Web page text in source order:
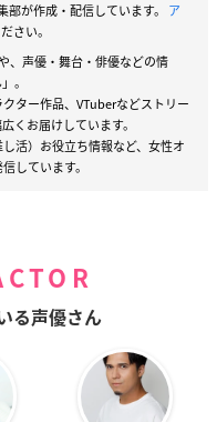
部が作成・配信しています。 ア
さい。
、声優・舞台・俳優などの情
。
ター作品、VTuberなどストリー
くお届けしています。
活）お役立ち情報など、女性オ
しています。
る声優さん